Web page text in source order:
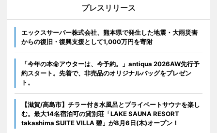
プレスリリース
エックスサーバー株式会社、熊本県で発生した地震・大雨災害
からの復旧・復興支援として1,000万円を寄附
「今年の本命アウターは、今予約。」antiqua 2026AW先行予
約スタート。先着で、非売品のオリジナルバッグをプレゼン
ト。
【滋賀/高島市】チラー付き水風呂とプライベートサウナを楽し
む。最大14名宿泊可の貸別荘「LAKE SAUNA RESORT
takashima SUITE VILLA 碧」が8月6日(木)オープン！